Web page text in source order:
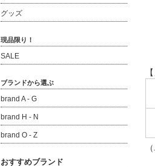
グッズ
現品限り！
SALE
ブランドから選ぶ
brand A - G
brand H - N
brand O - Z
おすすめブランド